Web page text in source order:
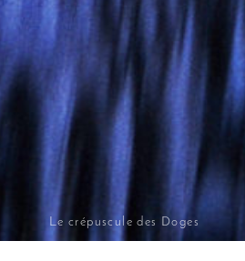
Le crépuscule des Doges